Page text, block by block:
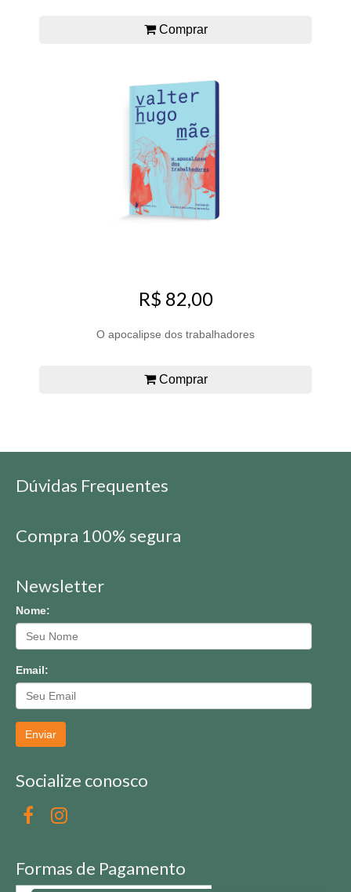
Comprar
R$ 82,00
O apocalipse dos trabalhadores
Comprar
Dúvidas Frequentes
Compra 100% segura
Newsletter
Nome:
Email:
Enviar
Socialize conosco
Formas de Pagamento